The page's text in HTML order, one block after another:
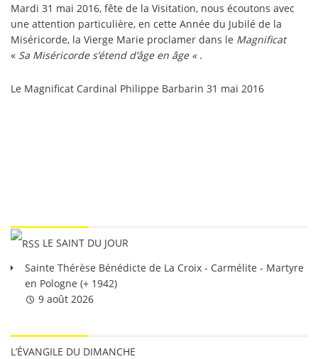
Mardi 31 mai 2016, fête de la Visitation, nous écoutons avec
une attention particulière, en cette Année du Jubilé de la
Miséricorde, la Vierge Marie proclamer dans le Magnificat
« Sa Miséricorde s’étend d’âge en âge « .
Le Magnificat Cardinal Philippe Barbarin 31 mai 2016
LE SAINT DU JOUR
Sainte Thérèse Bénédicte de La Croix - Carmélite - Martyre
en Pologne (+ 1942)
9 août 2026
L’ÉVANGILE DU DIMANCHE